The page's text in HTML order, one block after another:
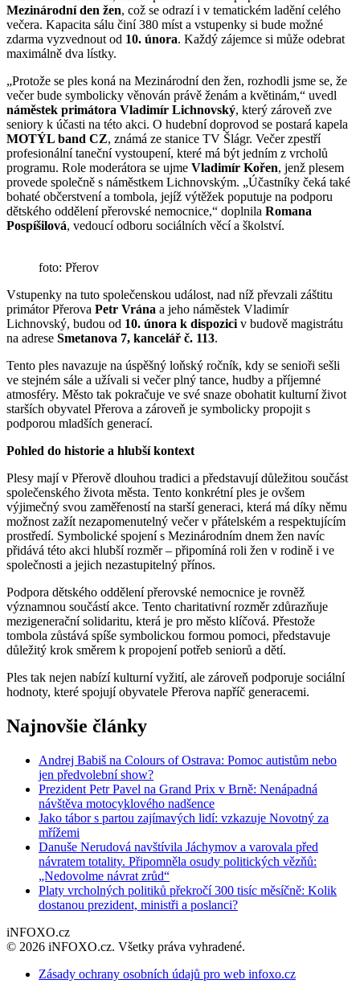
Mezinárodní den žen, což se odrazí i v tematickém ladění celého
večera. Kapacita sálu činí 380 míst a vstupenky si bude možné
zdarma vyzvednout od 10. února. Každý zájemce si může odebrat
maximálně dva lístky.
„Protože se ples koná na Mezinárodní den žen, rozhodli jsme se, že
večer bude symbolicky věnován právě ženám a květinám,“ uvedl
náměstek primátora Vladimír Lichnovský, který zároveň zve
seniory k účasti na této akci. O hudební doprovod se postará kapela
MOTÝL band CZ, známá ze stanice TV Šlágr. Večer zpestří
profesionální taneční vystoupení, které má být jedním z vrcholů
programu. Role moderátora se ujme Vladimír Kořen, jenž plesem
provede společně s náměstkem Lichnovským. „Účastníky čeká také
bohaté občerstvení a tombola, jejíž výtěžek poputuje na podporu
dětského oddělení přerovské nemocnice,“ doplnila Romana
Pospíšilová, vedoucí odboru sociálních věcí a školství.
foto: Přerov
Vstupenky na tuto společenskou událost, nad níž převzali záštitu
primátor Přerova Petr Vrána a jeho náměstek Vladimír
Lichnovský, budou od 10. února k dispoziciv budově magistrátu
na adrese Smetanova 7, kancelář č. 113.
Tento ples navazuje na úspěšný loňský ročník, kdy se senioři sešli
ve stejném sále a užívali si večer plný tance, hudby a příjemné
atmosféry. Město tak pokračuje ve své snaze obohatit kulturní život
starších obyvatel Přerova a zároveň je symbolicky propojit s
podporou mladších generací.
Pohled do historie a hlubší kontext
Plesy mají v Přerově dlouhou tradici a představují důležitou součást
společenského života města. Tento konkrétní ples je ovšem
výjimečný svou zaměřeností na starší generaci, která má díky němu
možnost zažít nezapomenutelný večer v přátelském a respektujícím
prostředí. Symbolické spojení s Mezinárodním dnem žen navíc
přidává této akci hlubší rozměr – připomíná roli žen v rodině i ve
společnosti a jejich nezastupitelný přínos.
Podpora dětského oddělení přerovské nemocnice je rovněž
významnou součástí akce. Tento charitativní rozměr zdůrazňuje
mezigenerační solidaritu, která je pro město klíčová. Přestože
tombola zůstává spíše symbolickou formou pomoci, představuje
důležitý krok směrem k propojení potřeb seniorů a dětí.
Ples tak nejen nabízí kulturní vyžití, ale zároveň podporuje sociální
hodnoty, které spojují obyvatele Přerova napříč generacemi.
Najnovšie články
Andrej Babiš na Colours of Ostrava: Pomoc autistům nebo
jen předvolební show?
Prezident Petr Pavel na Grand Prix v Brně: Nenápadná
návštěva motocyklového nadšence
Jako tábor s partou zajímavých lidí: vzkazuje Novotný za
mřížemi
Danuše Nerudová navštívila Jáchymov a varovala před
návratem totality. Připomněla osudy politických vězňů:
„Nedovolme návrat zrůd“
Platy vrcholných politiků překročí 300 tisíc měsíčně: Kolik
dostanou prezident, ministři a poslanci?
iNFOXO.cz
© 2026 iNFOXO.cz. Všetky práva vyhradené.
Zásady ochrany osobních údajů pro web infoxo.cz